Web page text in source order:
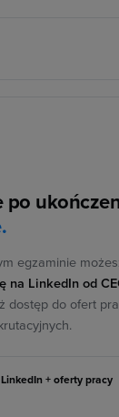
po
egzaminie
na LinkedIn od
dostęp do ofert
LinkedIn + oferty pracy